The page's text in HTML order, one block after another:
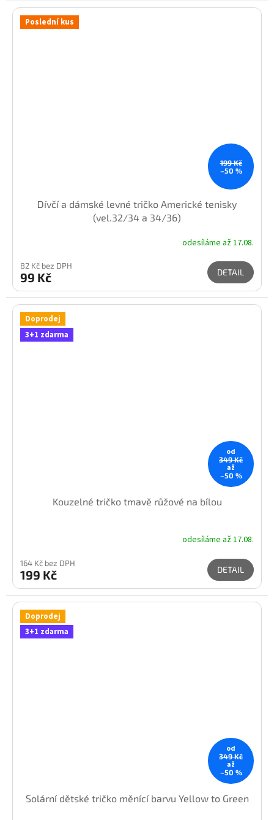
Poslední kus
199 Kč
–50 %
Dívčí a dámské levné tričko Americké tenisky
(vel.32/34 a 34/36)
odesíláme až 17.08.
82 Kč bez DPH
99 Kč DETAIL
Doprodej
3+1 zdarma
od
349 Kč
až
–50 %
Kouzelné tričko tmavě růžové na bílou
odesíláme až 17.08.
164 Kč bez DPH
199 Kč DETAIL
Doprodej
3+1 zdarma
od
349 Kč
až
–50 %
Solární dětské tričko měnící barvu Yellow to Green